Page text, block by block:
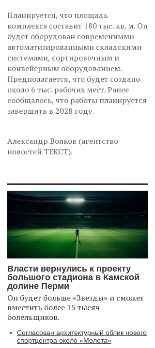
Планируется, что площадь
комплекса составит 180 тыс. кв. м. Он
будет оборудован современными
автоматизированными складскими
системами, сортировочным и
конвейерным оборудованием.
Предполагается, что будет создано
около 6 тыс. рабочих мест. Ранее
сообщалось, что работы планируется
завершить в 2028 году.
Александр Волков (агентство
новостей ТЕКСТ).
Власти вернулись к проекту
большого стадиона в Камской
долине Перми
Он будет больше «Звезды» и сможет
вместить более 15 тысяч
болельщиков.
Согласован архитектурный облик нового
спортцентра около «Молота»